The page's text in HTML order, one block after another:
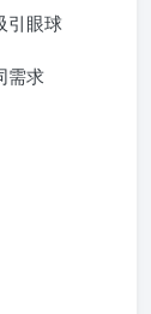
引眼球
需求